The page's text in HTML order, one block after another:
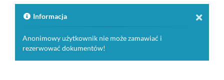
do
Informacja
Anonimowy użytkownik nie może zamawiać i
rezerwować dokumentów!